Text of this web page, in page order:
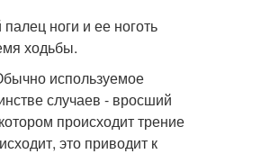
ноги и ее ноготь
ходьбы.
используемое
случаев - вросший
происходит трение
это приводит к